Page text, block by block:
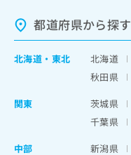
都道府県から探す
北海道 ・ 東北 北海道
秋田県
関東
茨城県
千葉県
中部
新潟県